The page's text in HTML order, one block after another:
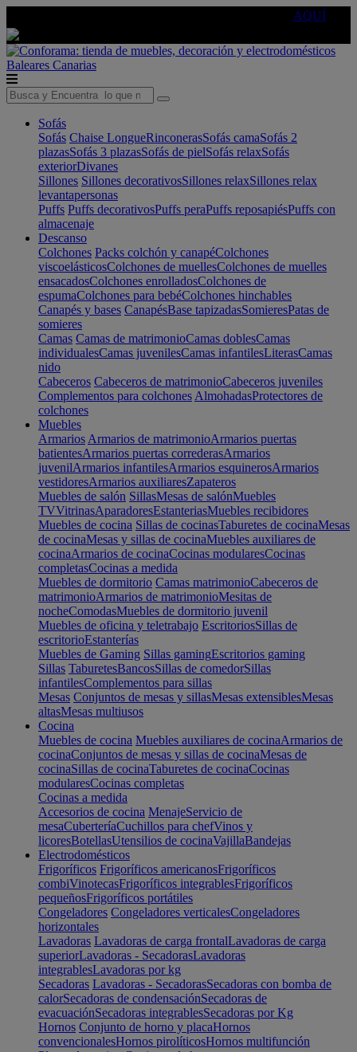
AQUÍ
Baleares Canarias
Sofás
Sofás Chaise LongueRinconerasSofás camaSofás 2
plazasSofás 3 plazasSofás de pielSofás relaxSofás
exteriorDivanes
Sillones Sillones decorativosSillones relaxSillones relax
levantapersonas
Puffs Puffs decorativosPuffs peraPuffs reposapiésPuffs con
almacenaje
Descanso
Colchones Packs colchón y canapéColchones
viscoelásticosColchones de muellesColchones de muelles
ensacadosColchones enrolladosColchones de
espumaColchones para bebéColchones hinchables
Canapés y bases CanapésBase tapizadasSomieresPatas de
somieres
Camas Camas de matrimonioCamas doblesCamas
individualesCamas juvenilesCamas infantilesLiterasCamas
nido
Cabeceros Cabeceros de matrimonioCabeceros juveniles
Complementos para colchones AlmohadasProtectores de
colchones
Muebles
Armarios Armarios de matrimonioArmarios puertas
batientesArmarios puertas correderasArmarios
juvenilArmarios infantilesArmarios esquinerosArmarios
vestidoresArmarios auxiliaresZapateros
Muebles de salón SillasMesas de salónMuebles
TVVitrinasAparadoresEstanteriasMuebles recibidores
Muebles de cocina Sillas de cocinasTaburetes de cocinaMesas
de cocinaMesas y sillas de cocinaMuebles auxiliares de
cocinaArmarios de cocinaCocinas modularesCocinas
completasCocinas a medida
Muebles de dormitorio Camas matrimonioCabeceros de
matrimonioArmarios de matrimonioMesitas de
nocheComodasMuebles de dormitorio juvenil
Muebles de oficina y teletrabajo EscritoriosSillas de
escritorioEstanterías
Muebles de Gaming Sillas gamingEscritorios gaming
Sillas TaburetesBancosSillas de comedorSillas
infantilesComplementos para sillas
Mesas Conjuntos de mesas y sillasMesas extensiblesMesas
altasMesas multiusos
Cocina
Muebles de cocina Muebles auxiliares de cocinaArmarios de
cocinaConjuntos de mesas y sillas de cocinaMesas de
cocinaSillas de cocinaTaburetes de cocinaCocinas
modularesCocinas completas
Cocinas a medida
Accesorios de cocina MenajeServicio de
mesaCuberteríaCuchillos para chefVinos y
licoresBotellasUtensilios de cocinaVajillaBandejas
Electrodomésticos
Frigoríficos Frigoríficos americanosFrigoríficos
combiVinotecasFrigoríficos integrablesFrigoríficos
pequeñosFrigoríficos portátiles
Congeladores Congeladores verticalesCongeladores
horizontales
Lavadoras Lavadoras de carga frontalLavadoras de carga
superiorLavadoras - SecadorasLavadoras
integrablesLavadoras por kg
Secadoras Lavadoras - SecadorasSecadoras con bomba de
calorSecadoras de condensaciónSecadoras de
evacuaciónSecadoras integrablesSecadoras por Kg
Hornos Conjunto de horno y placaHornos
convencionalesHornos pirolíticosHornos multifunción